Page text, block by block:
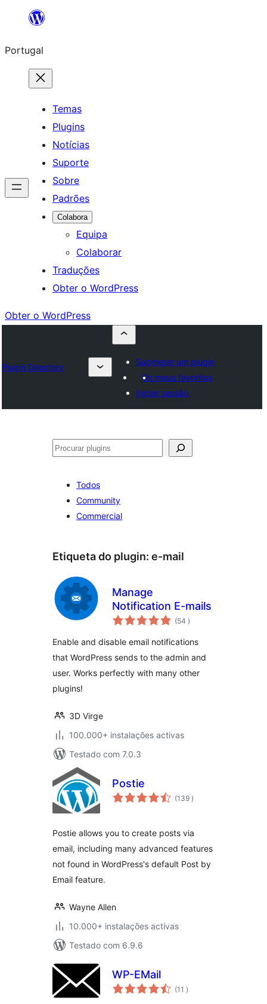
Saltar
o
conteúdo
Portugal
Temas
Plugins
Notícias
Suporte
Sobre
Padrões
Colabora
Equipa
Colaborar
Traduções
Obter o WordPress
Obter o WordPress
Plugin Directory
Submeter um plugin
Os meus favoritos
Iniciar sessão
Pesquisar
Todos
Community
Commercial
Etiqueta do plugin: e-mail
Manage
Notification E-mails
(54 classificações
)
Enable and disable email notifications
that WordPress sends to the admin and
user. Works perfectly with many other
plugins!
3D Virge
100.000+ instalações activas
Testado com 7.0.3
Postie
(139 classificações
)
Postie allows you to create posts via
email, including many advanced features
not found in WordPress's default Post by
Email feature.
Wayne Allen
10.000+ instalações activas
Testado com 6.9.6
WP-EMail
(11 classificações
)